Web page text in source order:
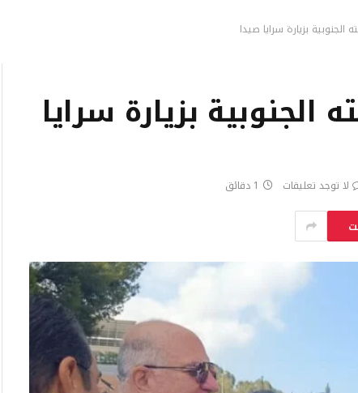
بزيارة سرايا صيدا
بزيارة سرايا
لا توجد تعليقات 1 دقائق